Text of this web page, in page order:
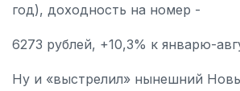
год), доходность на номер -
6273 рублей, +10,3% к январю-
Ну и «выстрелил» нынешний